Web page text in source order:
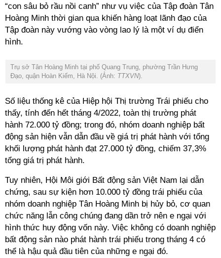
“con sâu bỏ rầu nồi canh” như vụ việc của Tập đoàn Tân
Hoàng Minh thời gian qua khiến hàng loạt lãnh đạo của
Tập đoàn này vướng vào vòng lao lý là một ví dụ điển
hình.
Trụ sở Tân Hoàng Minh tại phố Quang Trung, phường Trần Hưng
Đạo, quận Hoàn Kiếm, Hà Nội. (Ảnh: TTXVN).
Số liệu thống kê của Hiệp hội Thị trường Trái phiếu cho
thấy, tính đến hết tháng 4/2022, toàn thị trường phát
hành 72.000 tỷ đồng; trong đó, nhóm doanh nghiệp bất
động sản hiện vẫn dẫn đầu về giá trị phát hành với tổng
khối lượng phát hành đạt 27.000 tỷ đồng, chiếm 37,3%
tổng giá trị phát hành.
Tuy nhiên, Hội Môi giới Bất động sản Việt Nam lại dẫn
chứng, sau sự kiện hơn 10.000 tỷ đồng trái phiếu của
nhóm doanh nghiệp Tân Hoàng Minh bị hủy bỏ, cơ quan
chức năng lẫn công chúng đang dần trở nên e ngại với
hình thức huy động vốn này. Việc không có doanh nghiệp
bất động sản nào phát hành trái phiếu trong tháng 4 có
thể là hậu quả đầu tiên của những e ngại đó.